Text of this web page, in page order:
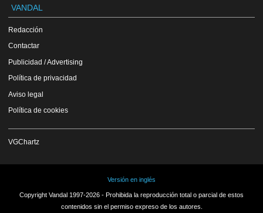
VANDAL
Redacción
Contactar
Publicidad / Advertising
Política de privacidad
Aviso legal
Política de cookies
VGChartz
Versión en inglés
Copyright Vandal 1997-2026 - Prohibida la reproducción total o parcial de estos
contenidos sin el permiso expreso de los autores.